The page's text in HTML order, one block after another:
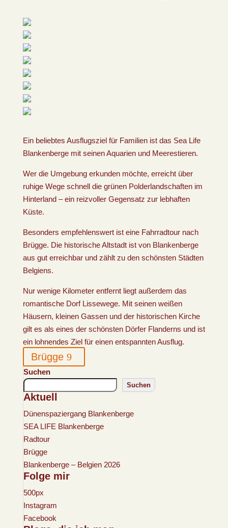
Ein beliebtes Ausflugsziel für Familien ist das Sea Life
Blankenberge mit seinen Aquarien und Meerestieren.
Wer die Umgebung erkunden möchte, erreicht über
ruhige Wege schnell die grünen Polderlandschaften im
Hinterland – ein reizvoller Gegensatz zur lebhaften
Küste.
Besonders empfehlenswert ist eine Fahrradtour nach
Brügge. Die historische Altstadt ist von Blankenberge
aus gut erreichbar und zählt zu den schönsten Städten
Belgiens.
Nur wenige Kilometer entfernt liegt außerdem das
romantische Dorf Lissewege. Mit seinen weißen
Häusern, kleinen Gassen und der historischen Kirche
gilt es als eines der schönsten Dörfer Flanderns und ist
ein lohnendes Ziel für einen entspannten Ausflug.
Brügge
Suchen
Suchen
Aktuell
Dünenspaziergang Blankenberge
SEA LIFE Blankenberge
Radtour
Brügge
Blankenberge – Belgien 2026
Folge mir
500px
Instagram
Facebook